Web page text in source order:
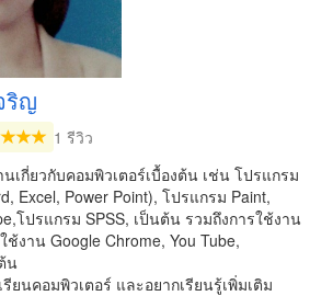
ริญ
1 รีวิว
เกี่ยวกับคอมพิวเตอร์เบื้องต้น เช่น โปรแกรม
Excel, Power Point), โปรแกรม Paint,
โปรแกรม SPSS, เป็นต้น รวมถึงการใช้งาน
ช้งาน Google Chrome, You Tube,
น
รียนคอมพิวเตอร์ และอยากเรียนรู้เพิ่มเติม